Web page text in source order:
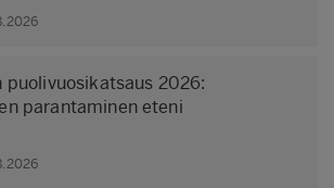
puolivuosikatsaus 2026:
parantaminen eteni